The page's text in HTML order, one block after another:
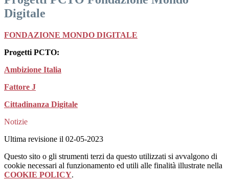
Digitale
FONDAZIONE MONDO DIGITALE
Progetti PCTO:
Ambizione Italia
Fattore J
Cittadinanza Digitale
Notizie
Ultima revisione il 02-05-2023
Questo sito o gli strumenti terzi da questo utilizzati si avvalgono di
cookie necessari al funzionamento ed utili alle finalità illustrate nella
COOKIE POLICY.